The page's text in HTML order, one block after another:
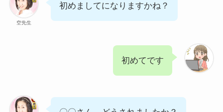
空先生
初めましてになりますかね？
初めてです